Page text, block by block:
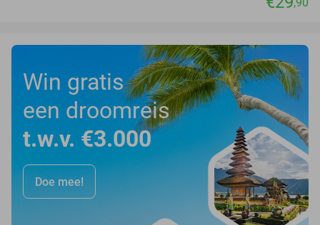
Win gratis
een droomreis
t.w.v. €3.000
Doe mee!